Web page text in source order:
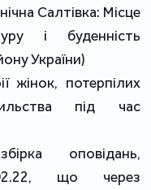
Салтівка: Місце
і буденність
України)
жінок, потерпілих
під час
оповідань,
що через